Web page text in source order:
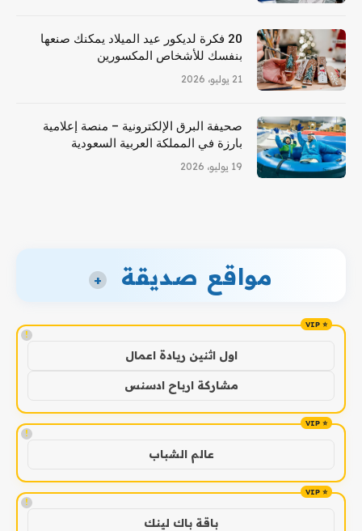
20 فكرة لديكور عيد الميلاد يمكنك صنعها
بنفسك للأشخاص المكسورين
21 يوليو، 2026
صحيفة البرق الإلكترونية – منصة إعلامية
بارزة في المملكة العربية السعودية
19 يوليو، 2026
مواقع صديقة +
!
اول اثنين ريادة اعمال
مشاركة ارباح ادسنس
!
عالم الشباب
!
باقة باك لينك